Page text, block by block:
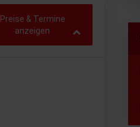
Preise & Termine
anzeigen